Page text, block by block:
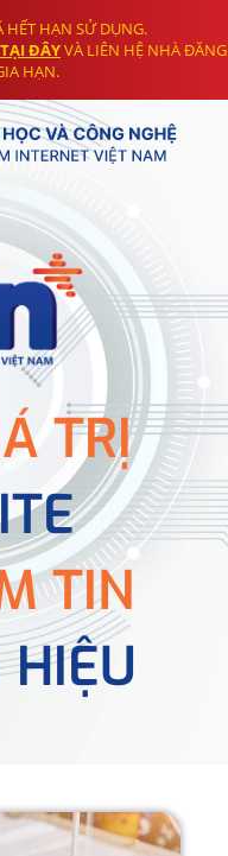
HẾT HẠN SỬ DỤNG.
TẠI ĐÂYVÀ LIÊN HỆ NHÀ ĐĂNG
HẠN.
TRỊ
TIN